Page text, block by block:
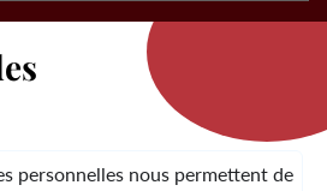
personnelles nous permettent de